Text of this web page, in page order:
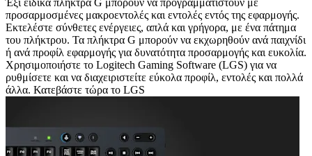
προσαρμοσμένες μακροεντολές και εντολές εντός της εφαρμογής.
Εκτελέστε σύνθετες ενέργειες, απλά και γρήγορα, με ένα πάτημα
του πλήκτρου. Τα πλήκτρα G μπορούν να εκχωρηθούν ανά παιχνίδι
ή ανά προφίλ εφαρμογής για δυνατότητα προσαρμογής και ευκολία.
Χρησιμοποιήστε το Logitech Gaming Software (LGS) για να
ρυθμίσετε και να διαχειριστείτε εύκολα προφίλ, εντολές και πολλά
άλλα. Κατεβάστε τώρα το LGS